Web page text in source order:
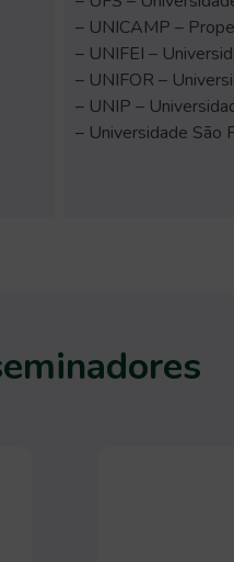
– UNICAMP –
– UNIFEI –
– UNIFOR –
– UNIP –
– Universidade São